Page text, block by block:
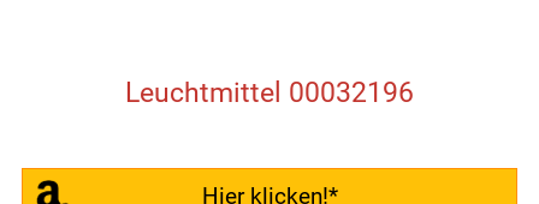
Leuchtmittel 00032196
Hier klicken!*